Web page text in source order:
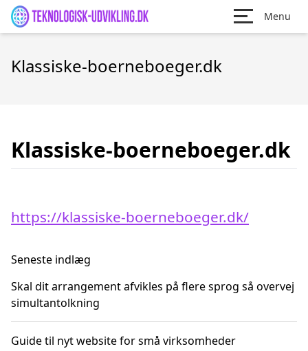
Menu
Klassiske-boerneboeger.dk
Klassiske-boerneboeger.dk
https://klassiske-boerneboeger.dk/
Seneste indlæg
Skal dit arrangement afvikles på flere sprog så overvej
simultantolkning
Guide til nyt website for små virksomheder